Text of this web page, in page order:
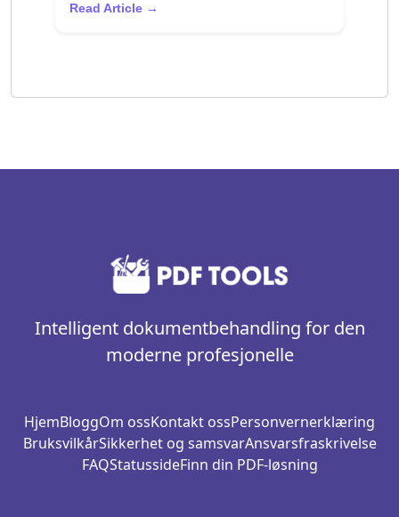
Read Article →
Intelligent dokumentbehandling for den
moderne profesjonelle
HjemBloggOm ossKontakt ossPersonvernerklæring
BruksvilkårSikkerhet og samsvarAnsvarsfraskrivelse
FAQStatussideFinn din PDF-løsning